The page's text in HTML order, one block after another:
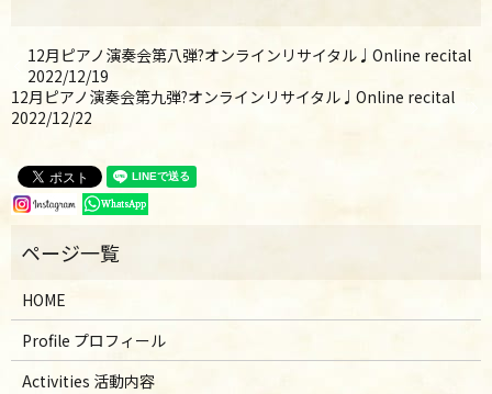
12月ピアノ演奏会第八弾?オンラインリサイタル♩Online recital
2022/12/19
12月ピアノ演奏会第九弾?オンラインリサイタル♩Online recital
2022/12/22
HOME
Profile プロフィール
Activities 活動内容